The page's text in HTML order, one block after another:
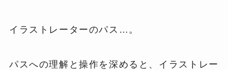
イラストレーターのパス…。
パスへの理解と操作を深めると、イラストレー